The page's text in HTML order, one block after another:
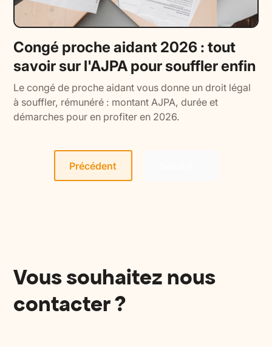
Congé proche aidant 2026 : tout
savoir sur l'AJPA pour souffler enfin
Le congé de proche aidant vous donne un droit légal
à souffler, rémunéré : montant AJPA, durée et
démarches pour en profiter en 2026.
Précédent
Vous souhaitez nous
contacter ?